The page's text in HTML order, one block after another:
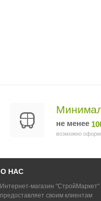
не менее
возможно
О НАС
Интернет-магазин "СтройМаркет"
предоставляет своим клиентам